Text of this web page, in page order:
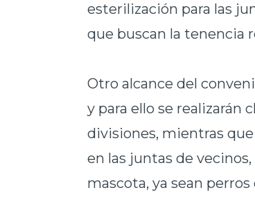
esterilización para las
que buscan la tenencia
Otro alcance del
y para ello se realizarán
divisiones, mientras
en las juntas de
mascota, ya sean perros